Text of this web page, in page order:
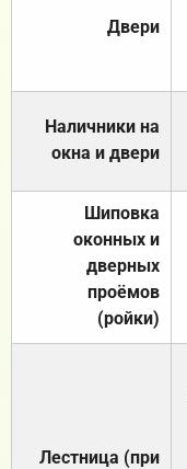
Двери
Наличники на
окна и двери
Шиповка
оконных и
дверных
проёмов
(ройки)
Лестница (при